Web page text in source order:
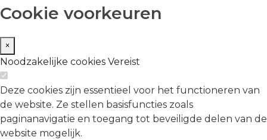
Cookie voorkeuren
×
Noodzakelijke cookies Vereist
Deze cookies zijn essentieel voor het functioneren van
de website. Ze stellen basisfuncties zoals
paginanavigatie en toegang tot beveiligde delen van de
website mogelijk.